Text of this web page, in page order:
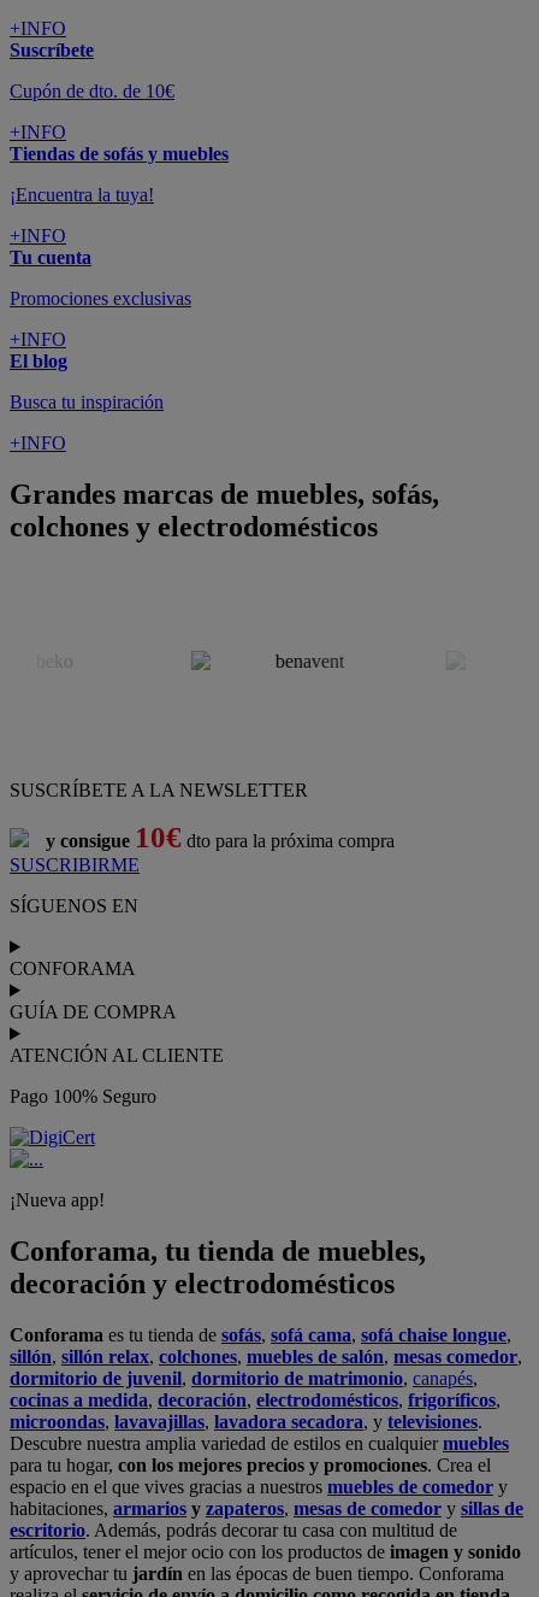
+INFO
Suscríbete
Cupón de dto. de 10€
+INFO
Tiendas de sofás y muebles
¡Encuentra la tuya!
+INFO
Tu cuenta
Promociones exclusivas
+INFO
El blog
Busca tu inspiración
+INFO
Grandes marcas de muebles, sofás,
colchones y electrodomésticos
SUSCRÍBETE A LA NEWSLETTER
y consigue 10€ dto para la próxima compra
SUSCRIBIRME
SÍGUENOS EN
CONFORAMA
GUÍA DE COMPRA
ATENCIÓN AL CLIENTE
Pago 100% Seguro
¡Nueva app!
Conforama, tu tienda de muebles,
decoración y electrodomésticos
Conforama es tu tienda de sofás, sofá cama, sofá chaise longue,
sillón, sillón relax, colchones, muebles de salón, mesas comedor,
dormitorio de juvenil, dormitorio de matrimonio, canapés,
cocinas a medida, decoración, electrodomésticos, frigoríficos,
microondas, lavavajillas, lavadora secadora, y televisiones.
Descubre nuestra amplia variedad de estilos en cualquiermuebles
para tu hogar, con los mejores precios y promociones. Crea el
espacio en el que vives gracias a nuestros muebles de comedor y
habitaciones, armarios y zapateros, mesas de comedor y sillas de
escritorio. Además, podrás decorar tu casa con multitud de
artículos, tener el mejor ocio con los productos de imagen y sonido
y aprovechar tu jardín en las épocas de buen tiempo. Conforama